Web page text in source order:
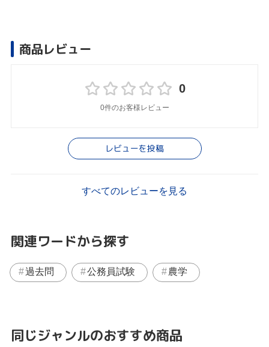
商品レビュー
0
0件のお客様レビュー
レビューを投稿
すべてのレビューを見る
関連ワードから探す
過去問 公務員試験 農学
同じジャンルのおすすめ商品